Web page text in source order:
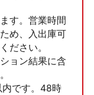
す。営業時間
め、入出庫可
ださい。
ョン結果に含
内です。48時